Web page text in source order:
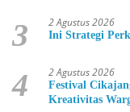
3 2 Agustus 2026
Ini Strategi
4 2 Agustus 2026
Festival
Kreativitas